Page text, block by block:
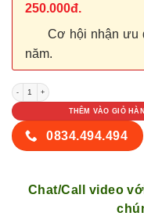
250.000đ.
Cơ hội nhận ưu
năm.
CỬA NHỰA COMPOSITE SYB 118 số
THÊM VÀO GIỎ
0834.494.494
Chat/Call video